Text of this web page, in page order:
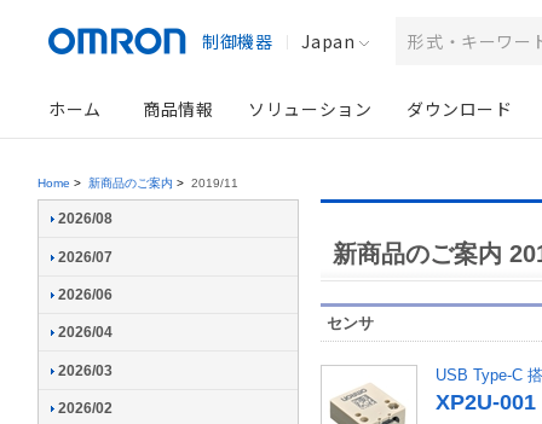
制御機器 Japan
ホーム 商品情報 ソリューション ダウンロード
Home > 新商品のご案内 > 2019/11
新商品のご案内
センサ
USB Type-C
XP2U-001
2026/08
2026/07
2026/06
2026/04
2026/03
2026/02